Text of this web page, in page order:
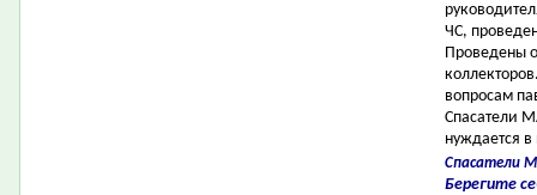
ЧС,
Проведены
вопросам
Спасатели
нуждается
Спасатели
Берегите